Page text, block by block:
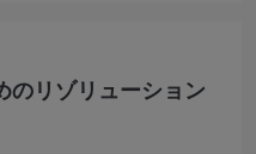
のリゾリューション